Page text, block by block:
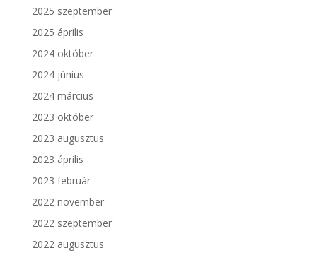
2025 szeptember
2025 április
2024 október
2024 június
2024 március
2023 október
2023 augusztus
2023 április
2023 február
2022 november
2022 szeptember
2022 augusztus